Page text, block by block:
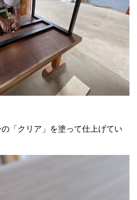
「クリア」を塗って仕上げてい